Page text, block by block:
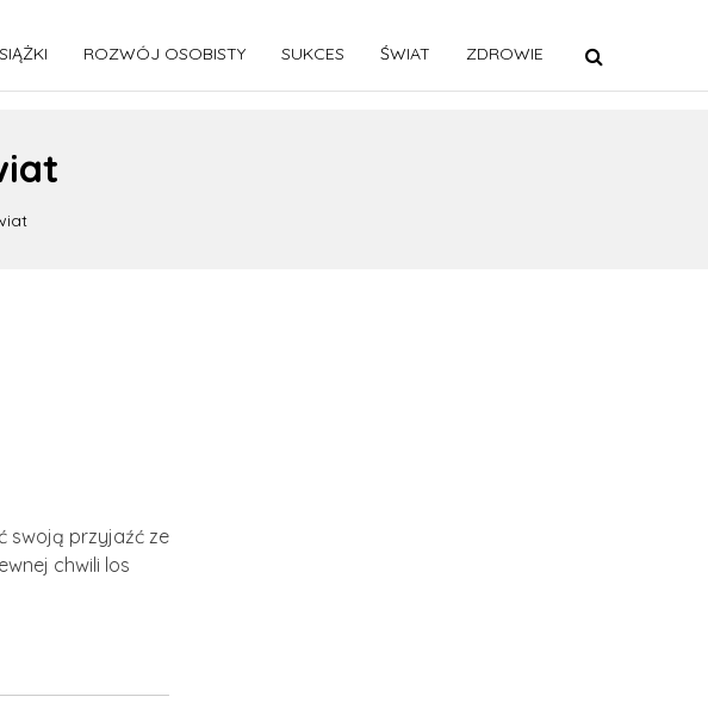
ROZWÓJ OSOBISTY SUKCES ŚWIAT ZDROWIE
swoją przyjaźć ze
chwili los